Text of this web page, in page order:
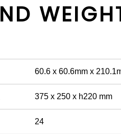
60.6 x 60.6mm x
375 x 250 x h220 mm
24